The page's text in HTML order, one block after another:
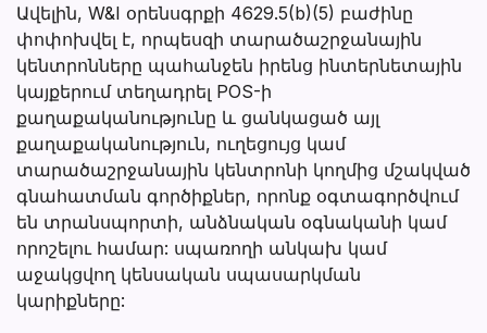
Ավելին, W&I օրենսգրքի 4629.5(b)(5) բաժինը
փոփոխվել է, որպեսզի տարածաշրջանային
կենտրոնները պահանջեն իրենց ինտերնետային
կայքերում տեղադրել POS-ի
քաղաքականությունը և ցանկացած այլ
քաղաքականություն, ուղեցույց կամ
տարածաշրջանային կենտրոնի կողմից մշակված
գնահատման գործիքներ, որոնք օգտագործվում
են տրանսպորտի, անձնական օգնականի կամ
որոշելու համար: սպառողի անկախ կամ
աջակցվող կենսական սպասարկման
կարիքները: